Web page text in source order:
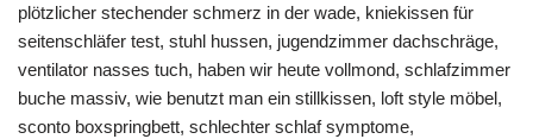
plötzlicher stechender schmerz in der wade, kniekissen für
seitenschläfer test, stuhl hussen, jugendzimmer dachschräge,
ventilator nasses tuch, haben wir heute vollmond, schlafzimmer
buche massiv, wie benutzt man ein stillkissen, loft style möbel,
sconto boxspringbett, schlechter schlaf symptome,